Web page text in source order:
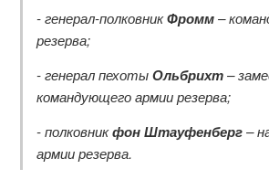
- генерал-полковникФромм–
резерва;
- генерал пехотыОльбрихт–
командующего армии резерва;
- полковникфон Штауфенберг–
армии резерва.